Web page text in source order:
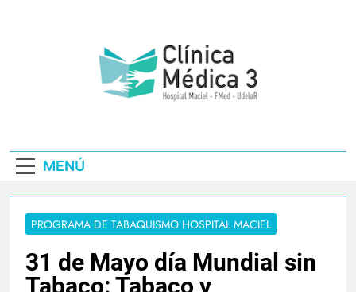
– Hospital
Maciel | Fmed
Udelar
MENÚ
PROGRAMA DE TABAQUISMO HOSPITAL MACIEL
31 de Mayo día Mundial sin
Tabaco: Tabaco y